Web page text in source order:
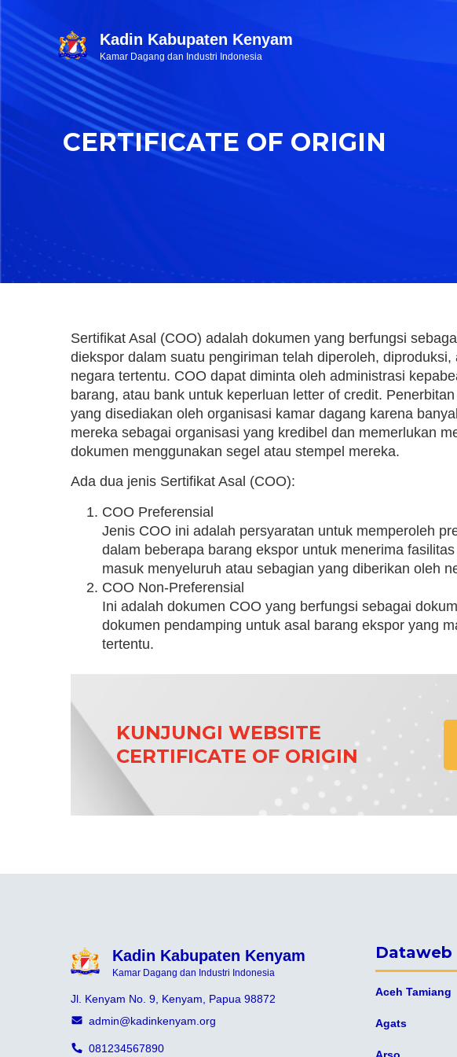
Kadin Kabupaten Kenyam
Kamar Dagang dan Industri Indonesia
CERTIFICATE OF ORIGIN
Sertifikat Asal (COO) adalah dokumen yang berfungsi
diekspor dalam suatu pengiriman telah diperoleh,
negara tertentu. COO dapat diminta oleh administrasi
barang, atau bank untuk keperluan letter of credit.
yang disediakan oleh organisasi kamar dagang karena
mereka sebagai organisasi yang kredibel dan memerlukan
dokumen menggunakan segel atau stempel mereka.
Ada dua jenis Sertifikat Asal (COO):
COO Preferensial
Jenis COO ini adalah persyaratan untuk memperoleh
dalam beberapa barang ekspor untuk menerima
masuk menyeluruh atau sebagian yang diberikan oleh
COO Non-Preferensial
Ini adalah dokumen COO yang berfungsi sebagai
dokumen pendamping untuk asal barang ekspor yang
tertentu.
KUNJUNGI WEBSITE
CERTIFICATE OF ORIGIN
Kadin Kabupaten Kenyam
Kamar Dagang dan Industri Indonesia
Jl. Kenyam No. 9, Kenyam, Papua 98872
admin@kadinkenyam.org
081234567890
Dataweb
Aceh Tamiang
Agats
Arso